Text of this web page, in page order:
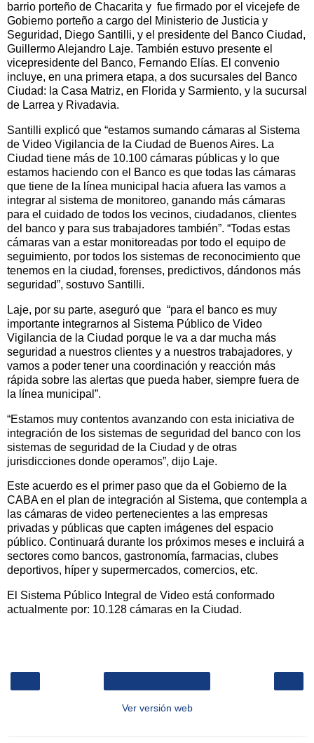
barrio porteño de Chacarita y fue firmado por el vicejefe de
Gobierno porteño a cargo del Ministerio de Justicia y
Seguridad, Diego Santilli, y el presidente del Banco Ciudad,
Guillermo Alejandro Laje. También estuvo presente el
vicepresidente del Banco, Fernando Elías. El convenio
incluye, en una primera etapa, a dos sucursales del Banco
Ciudad: la Casa Matriz, en Florida y Sarmiento, y la sucursal
de Larrea y Rivadavia.
Santilli explicó que “estamos sumando cámaras al Sistema
de Video Vigilancia de la Ciudad de Buenos Aires. La
Ciudad tiene más de 10.100 cámaras públicas y lo que
estamos haciendo con el Banco es que todas las cámaras
que tiene de la línea municipal hacia afuera las vamos a
integrar al sistema de monitoreo, ganando más cámaras
para el cuidado de todos los vecinos, ciudadanos, clientes
del banco y para sus trabajadores también”. “Todas estas
cámaras van a estar monitoreadas por todo el equipo de
seguimiento, por todos los sistemas de reconocimiento que
tenemos en la ciudad, forenses, predictivos, dándonos más
seguridad”, sostuvo Santilli.
Laje, por su parte, aseguró que “para el banco es muy
importante integrarnos al Sistema Público de Video
Vigilancia de la Ciudad porque le va a dar mucha más
seguridad a nuestros clientes y a nuestros trabajadores, y
vamos a poder tener una coordinación y reacción más
rápida sobre las alertas que pueda haber, siempre fuera de
la línea municipal”.
“Estamos muy contentos avanzando con esta iniciativa de
integración de los sistemas de seguridad del banco con los
sistemas de seguridad de la Ciudad y de otras
jurisdicciones donde operamos”, dijo Laje.
Este acuerdo es el primer paso que da el Gobierno de la
CABA en el plan de integración al Sistema, que contempla a
las cámaras de video pertenecientes a las empresas
privadas y públicas que capten imágenes del espacio
público. Continuará durante los próximos meses e incluirá a
sectores como bancos, gastronomía, farmacias, clubes
deportivos, híper y supermercados, comercios, etc.
El Sistema Público Integral de Video está conformado
actualmente por: 10.128 cámaras en la Ciudad.
Ver versión web